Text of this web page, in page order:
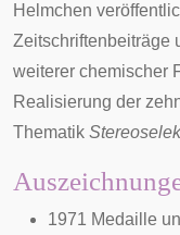
Helmchen
Zeitschriftenbeiträge
weiterer chemischer
Realisierung der
Thematik
1971 Medaille